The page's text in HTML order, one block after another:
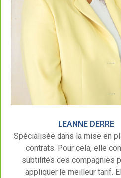
LEANNE DERRE
Spécialisée dans la mise en
contrats. Pour cela, elle
subtilités des compagnies
appliquer le meilleur tarif.